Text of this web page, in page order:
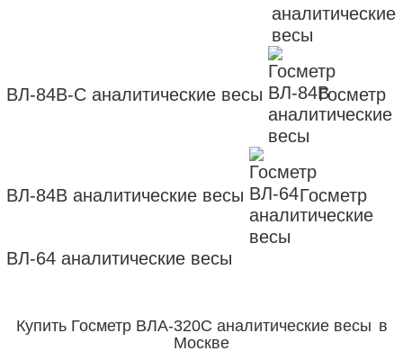
ВЛ-84В-С аналитические весы Госметр
ВЛ-84В аналитические весы Госметр
ВЛ-64 аналитические весы
Купить Госметр ВЛА-320С аналитические весы в
Москве